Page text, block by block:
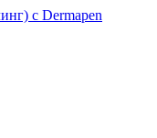
с Dermapen